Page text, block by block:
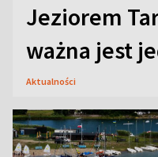
Jeziorem
ważna jest
Aktualności